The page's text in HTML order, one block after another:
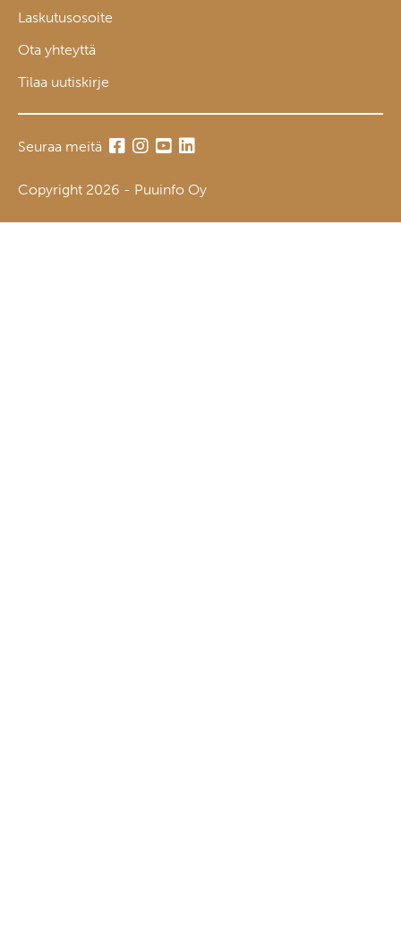
Laskutusosoite
Ota yhteyttä
Tilaa uutiskirje
Seuraa meitä
Copyright 2026 - Puuinfo Oy